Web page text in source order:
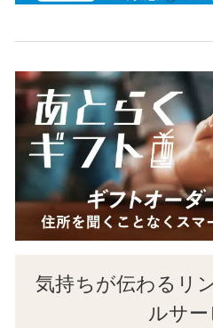
気持ちが伝わるリ
ルサー